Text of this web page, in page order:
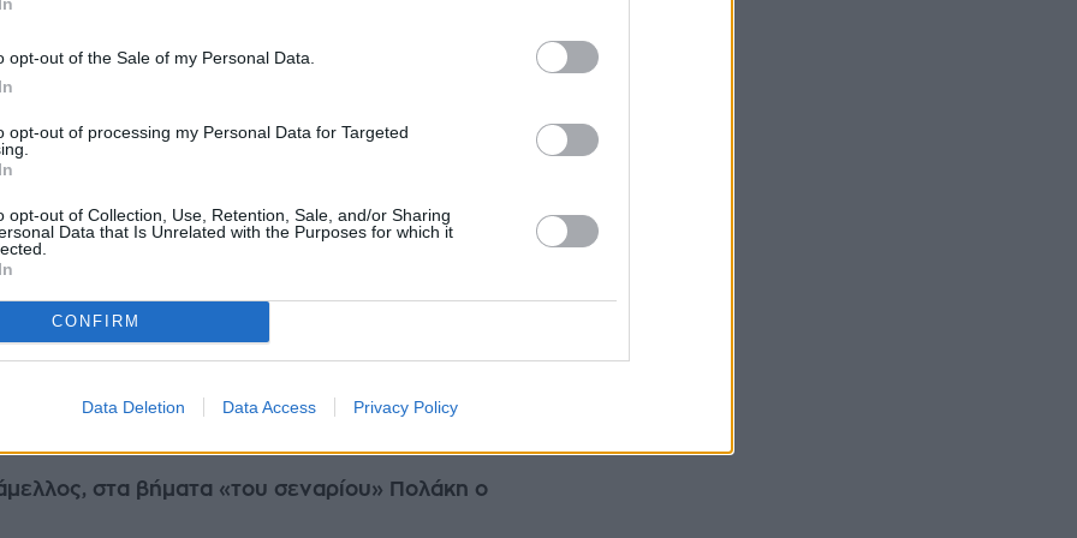
opt-out of the Sale of my Personal Data.
opt-out of processing my Personal Data for Targeted
opt-out of Collection, Use, Retention, Sale, and/or Sharing
Data that Is Unrelated with the Purposes for which it
CONFIRM
Data Deletion Data Access Privacy Policy
σήμερα συνεδρίαση της Κεντρικής Επιτροπής και έλαβε
2026
τις συγκρούσεις στην "ιλαροτραγωδία"
είναι πλέον ανοιχτά για τις περαιτέρω εξελίξεις στον ΣΥΡΙΖΑ, όπου
αντιπαραθέσεις και οι αντιμαχόμενες πλευρές ενδέχεται να
2026
στα βήματα «του σεναρίου» Πολάκη ο